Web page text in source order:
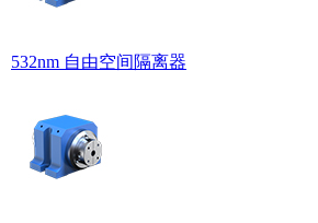
532nm 自由空间隔离器